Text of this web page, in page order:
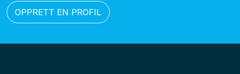
OPPRETT EN PROFIL